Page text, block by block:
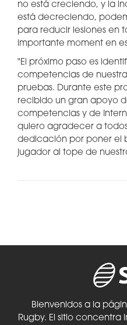
no está creciendo, y la
está decreciendo,
para reducir lesiones en
importante moment en
"El próximo paso es
competencias de
pruebas. Durante este
recibido un gran apoyo
competencias y de
quiero agradecer a
dedicación por poner el
jugador al tope de
Bienvenidos a la
Rugby. El sitio concentra